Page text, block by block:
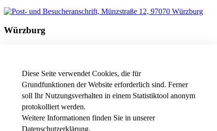
Diese Seite verwendet Cookies, die für
Grundfunktionen der Website erforderlich sind. Ferner
soll Ihr Nutzungsverhalten in einem Statistiktool anonym
protokolliert werden.
Weitere Informationen finden Sie in unserer
Datenschutzerklärung.
Würzburg
Telefon+49 931 3511-9602
dekanat.business[at]thws.de
Anfahrt| Wegbeschreibung